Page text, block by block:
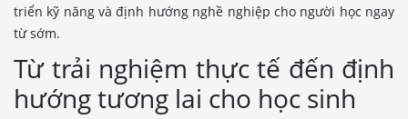
triển kỹ năng và định hướng nghề nghiệp cho người học ngay
từ sớm.
Từ trải nghiệm thực tế đến định
hướng tương lai cho học sinh